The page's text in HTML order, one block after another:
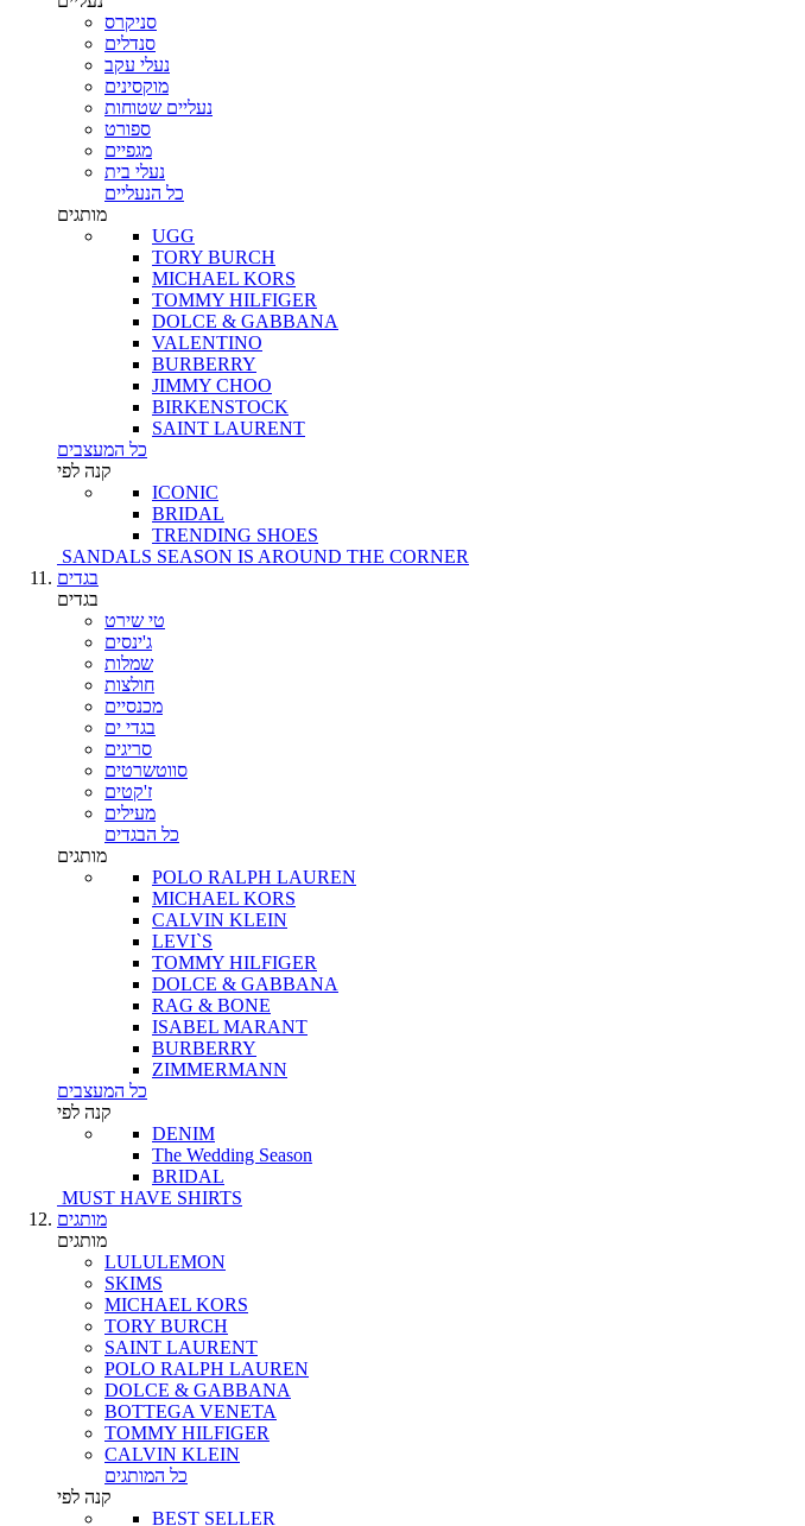
סניקרס
סנדלים
נעלי עקב
מוקסינים
נעליים שטוחות
ספורט
מגפיים
נעלי בית
כל הנעליים
מותגים
UGG
TORY BURCH
MICHAEL KORS
TOMMY HILFIGER
DOLCE & GABBANA
VALENTINO
BURBERRY
JIMMY CHOO
BIRKENSTOCK
SAINT LAURENT
כל המעצבים
קנה לפי
ICONIC
BRIDAL
TRENDING SHOES
SANDALS SEASON IS AROUND THE CORNER
בגדים
בגדים
טי שירט
ג'ינסים
שמלות
חולצות
מכנסיים
בגדי ים
סריגים
סווטשרטים
ז'קטים
מעילים
כל הבגדים
מותגים
POLO RALPH LAUREN
MICHAEL KORS
CALVIN KLEIN
LEVI`S
TOMMY HILFIGER
DOLCE & GABBANA
RAG & BONE
ISABEL MARANT
BURBERRY
ZIMMERMANN
כל המעצבים
קנה לפי
DENIM
The Wedding Season
BRIDAL
MUST HAVE SHIRTS
מותגים
מותגים
LULULEMON
SKIMS
MICHAEL KORS
TORY BURCH
SAINT LAURENT
POLO RALPH LAUREN
DOLCE & GABBANA
BOTTEGA VENETA
TOMMY HILFIGER
CALVIN KLEIN
כל המותגים
קנה לפי
BEST SELLER